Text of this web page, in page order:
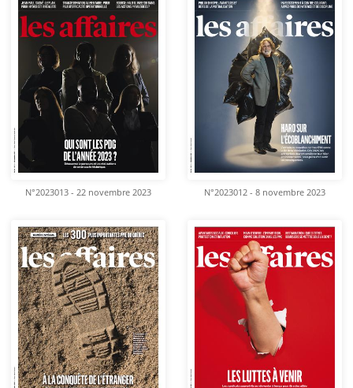
N°2023013 - 22 novembre 2023 N°2023012 - 8 novembre 2023